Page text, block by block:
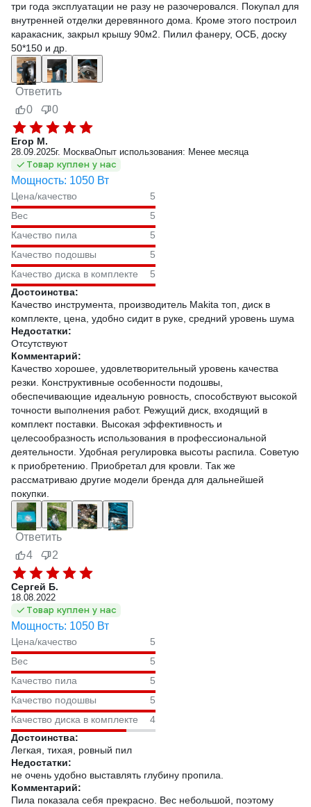
три года эксплуатации не разу не разочеровался. Покупал для
внутренней отделки деревянного дома. Кроме этого построил
каракасник, закрыл крышу 90м2. Пилил фанеру, ОСБ, доску
50*150 и др.
Ответить
0
0
Егор М.
28.09.2025г. МоскваОпыт использования: Менее месяца
Товар куплен у нас
Мощность: 1050 Вт
Цена/качество
5
Вес
5
Качество пила
5
Качество подошвы
5
Качество диска в комплекте
5
Достоинства:
Качество инструмента, производитель Makita топ, диск в
комплекте, цена, удобно сидит в руке, средний уровень шума
Недостатки:
Отсутствуют
Комментарий:
Качество хорошее, удовлетворительный уровень качества
резки. Конструктивные особенности подошвы,
обеспечивающие идеальную ровность, способствуют высокой
точности выполнения работ. Режущий диск, входящий в
комплект поставки. Высокая эффективность и
целесообразность использования в профессиональной
деятельности. Удобная регулировка высоты распила. Советую
к приобретению. Приобретал для кровли. Так же
рассматриваю другие модели бренда для дальнейшей
покупки.
Ответить
4
2
Сергей Б.
18.08.2022
Товар куплен у нас
Мощность: 1050 Вт
Цена/качество
5
Вес
5
Качество пила
5
Качество подошвы
5
Качество диска в комплекте
4
Достоинства:
Легкая, тихая, ровный пил
Недостатки:
не очень удобно выставлять глубину пропила.
Комментарий:
Пила показала себя прекрасно. Вес небольшой, поэтому